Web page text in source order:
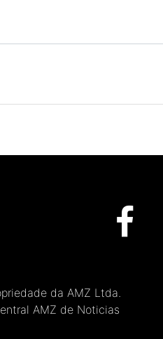
da AMZ Ltda.
AMZ de Noticias